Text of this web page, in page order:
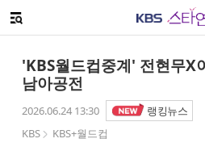
메뉴 열기
'KBS월드컵중계' 전현무X
남아공전
2026.06.24 13:30
랭킹뉴스
KBS
KBS+월드컵
페이스북
트위터
네이버
URL복사
글씨 작게보기
글씨 크게보기
해시태그